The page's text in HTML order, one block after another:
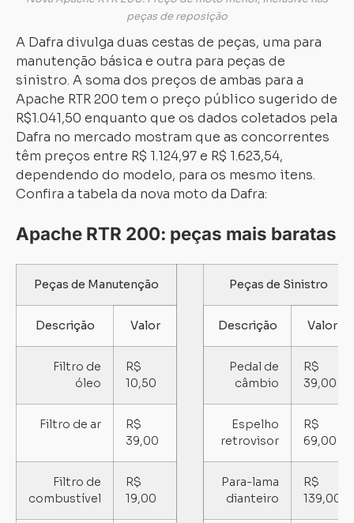
peças de reposição
A Dafra divulga duas cestas de peças, uma para
manutenção básica e outra para peças de
sinistro. A soma dos preços de ambas para a
Apache RTR 200 tem o preço público sugerido de
R$1.041,50 enquanto que os dados coletados pela
Dafra no mercado mostram que as concorrentes
têm preços entre R$ 1.124,97 e R$ 1.623,54,
dependendo do modelo, para os mesmo itens.
Confira a tabela da nova moto da Dafra:
Apache RTR 200: peças mais baratas
Peças de Manutenção Peças de Sinistro
Descrição Valor Descrição Valor
Filtro de
óleo
R$
10,50
Pedal de
câmbio
R$
39,00
Filtro de ar
R$
39,00
Espelho
retrovisor
R$
69,00
Filtro de
combustível
R$
19,00
Para-lama
dianteiro
R$
139,00